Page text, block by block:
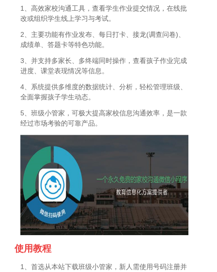
1、高效家校沟通工具，查看学生作业提交情况，在线批
改或组织学生线上学习与考试。
2、主要功能有作业发布、每日打卡、接龙(调查问卷)、
成绩单、答题卡等特色功能。
3、并支持多家长、多终端同时操作，查看孩子作业完成
进度、课堂表现情况等信息。
4、系统提供多维度的数据统计、分析，轻松管理班级、
全面掌握孩子学生动态。
5、班级小管家，可极大提高家校信息沟通效率，是一款
经过市场考验的可靠产品。
使用教程
1、首选从本站下载班级小管家，新人需使用号码注册并